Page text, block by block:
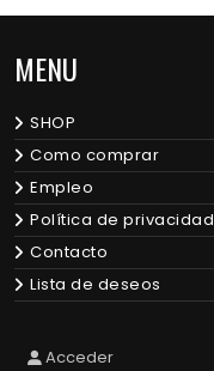
MENU
SHOP
Como comprar
Empleo
Política de privacidad
Contacto
Lista de deseos
Acceder